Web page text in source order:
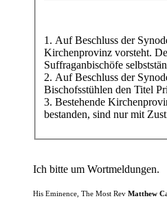
1. Auf Beschluss der
Kirchenprovinz vorsteht.
Suffraganbischöfe
2. Auf Beschluss der
Bischofsstühlen den Titel
3. Bestehende
bestanden, sind nur mit
Ich bitte um Wortmeldungen.
His Eminence, The Most Rev Matthew